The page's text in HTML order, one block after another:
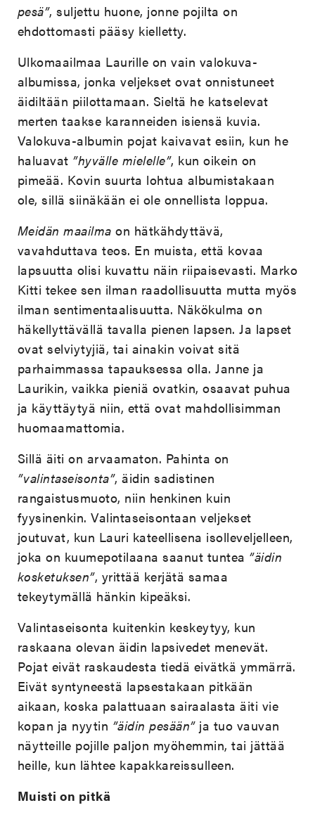
pesä”, suljettu huone, jonne pojilta on
ehdottomasti pääsy kielletty.
Ulkomaailmaa Laurille on vain valokuva-
albumissa, jonka veljekset ovat onnistuneet
äidiltään piilottamaan. Sieltä he katselevat
merten taakse karanneiden isiensä kuvia.
Valokuva-albumin pojat kaivavat esiin, kun he
haluavat ”hyvälle mielelle”, kun oikein on
pimeää. Kovin suurta lohtua albumistakaan
ole, sillä siinäkään ei ole onnellista loppua.
Meidän maailma on hätkähdyttävä,
vavahduttava teos. En muista, että kovaa
lapsuutta olisi kuvattu näin riipaisevasti. Marko
Kitti tekee sen ilman raadollisuutta mutta myös
ilman sentimentaalisuutta. Näkökulma on
häkellyttävällä tavalla pienen lapsen. Ja lapset
ovat selviytyjiä, tai ainakin voivat sitä
parhaimmassa tapauksessa olla. Janne ja
Laurikin, vaikka pieniä ovatkin, osaavat puhua
ja käyttäytyä niin, että ovat mahdollisimman
huomaamattomia.
Sillä äiti on arvaamaton. Pahinta on
”valintaseisonta”, äidin sadistinen
rangaistusmuoto, niin henkinen kuin
fyysinenkin. Valintaseisontaan veljekset
joutuvat, kun Lauri kateellisena isolleveljelleen,
joka on kuumepotilaana saanut tuntea ”äidin
kosketuksen”, yrittää kerjätä samaa
tekeytymällä hänkin kipeäksi.
Valintaseisonta kuitenkin keskeytyy, kun
raskaana olevan äidin lapsivedet menevät.
Pojat eivät raskaudesta tiedä eivätkä ymmärrä.
Eivät syntyneestä lapsestakaan pitkään
aikaan, koska palattuaan sairaalasta äiti vie
kopan ja nyytin ”äidin pesään”ja tuo vauvan
näytteille pojille paljon myöhemmin, tai jättää
heille, kun lähtee kapakkareissulleen.
Muisti on pitkä